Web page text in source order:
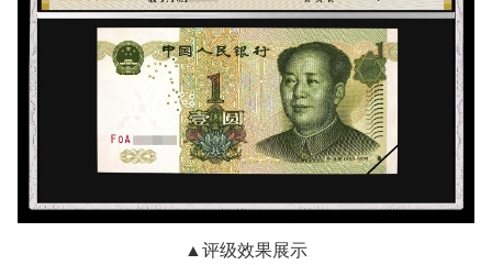
▲评级效果展示